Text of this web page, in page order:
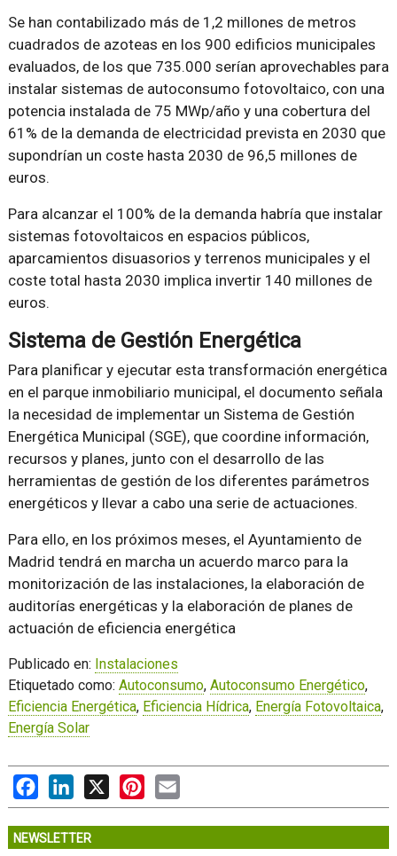
Se han contabilizado más de 1,2 millones de metros
cuadrados de azoteas en los 900 edificios municipales
evaluados, de los que 735.000 serían aprovechables para
instalar sistemas de autoconsumo fotovoltaico, con una
potencia instalada de 75 MWp/año y una cobertura del
61% de la demanda de electricidad prevista en 2030 que
supondrían un coste hasta 2030 de 96,5 millones de
euros.
Para alcanzar el 100% de la demanda habría que instalar
sistemas fotovoltaicos en espacios públicos,
aparcamientos disuasorios y terrenos municipales y el
coste total hasta 2030 implica invertir 140 millones de
euros.
Sistema de Gestión Energética
Para planificar y ejecutar esta transformación energética
en el parque inmobiliario municipal, el documento señala
la necesidad de implementar un Sistema de Gestión
Energética Municipal (SGE), que coordine información,
recursos y planes, junto con el desarrollo de las
herramientas de gestión de los diferentes parámetros
energéticos y llevar a cabo una serie de actuaciones.
Para ello, en los próximos meses, el Ayuntamiento de
Madrid tendrá en marcha un acuerdo marco para la
monitorización de las instalaciones, la elaboración de
auditorías energéticas y la elaboración de planes de
actuación de eficiencia energética
Publicado en: Instalaciones
Etiquetado como: Autoconsumo, Autoconsumo Energético,
Eficiencia Energética, Eficiencia Hídrica, Energía Fotovoltaica,
Energía Solar
FacebookLinkedIn
X PinterestEmail
NEWSLETTER